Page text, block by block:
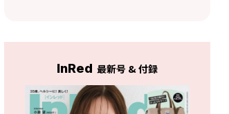
InRed 最新号 & 付録